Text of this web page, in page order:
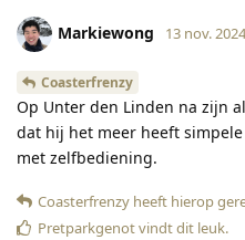
Markiewong 13 nov. 2024
Coasterfrenzy
Op Unter den Linden na zijn
dat hij het meer heeft
met zelfbediening.
Coasterfrenzy heeft hierop
Pretparkgenotvindt dit leuk.